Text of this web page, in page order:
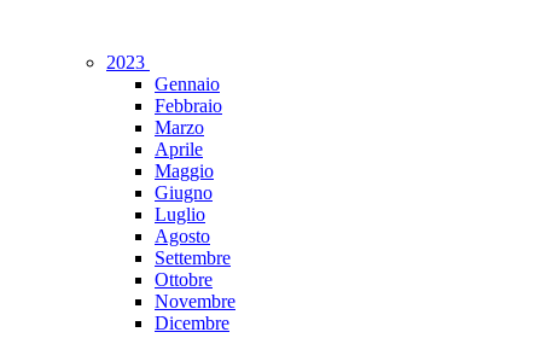
2023
Gennaio
Febbraio
Marzo
Aprile
Maggio
Giugno
Luglio
Agosto
Settembre
Ottobre
Novembre
Dicembre